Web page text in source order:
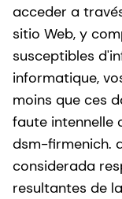
acceder a
sitio Web, y
susceptibles
informatique,
moins que ces
faute intennelle
dsm-firmenich.
considerada
resultantes de